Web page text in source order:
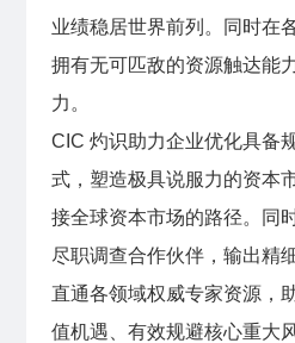
业绩稳居世界前列。同时在
拥有无可匹敌的资源触达能
力。
CIC 灼识助力企业优化具备
式，塑造极具说服力的资本
接全球资本市场的路径。同
尽职调查合作伙伴，输出精
直通各领域权威专家资源，
值机遇、有效规避核心重大风